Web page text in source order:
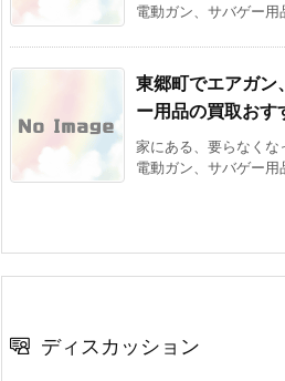
電動ガン、サバゲー
東郷町でエアガン
ー用品の買取おす
家にある、要らなくな
電動ガン、サバゲー
ディスカッション